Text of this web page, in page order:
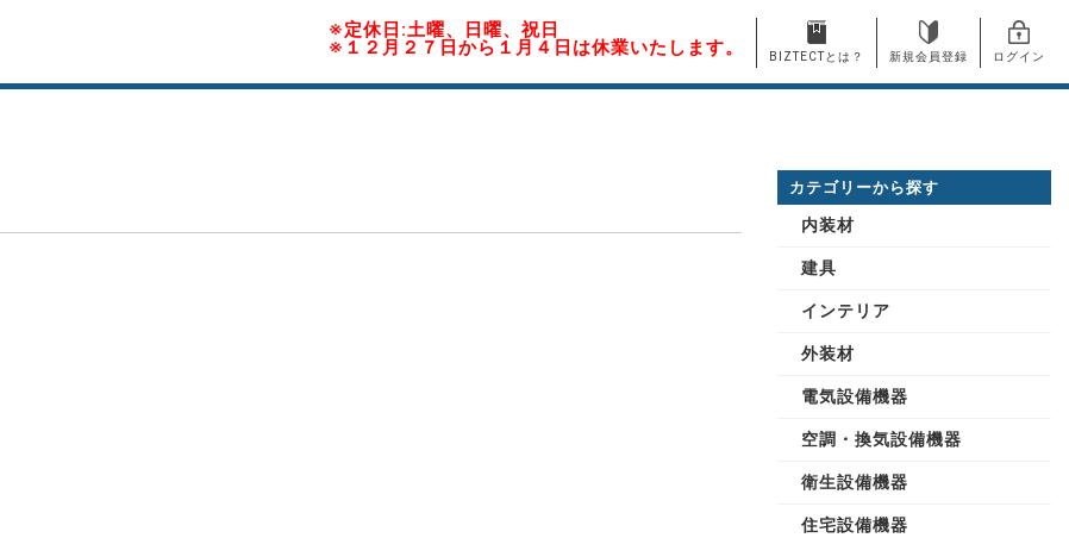
※定休日:土曜、日曜、祝日
※１２月２７日から１月４日は休業いたします。
BIZTECTとは？ 新規会員登録 ログイン
カテゴリーから探す
内装材
建具
インテリア
外装材
電気設備機器
空調・換気設備機器
衛生設備機器
住宅設備機器